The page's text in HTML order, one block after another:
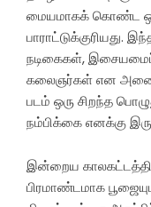
மையமாகக் கொண்ட
பாராட்டுக்குரியது.
நடிகைகள்,
கலைஞர்கள் என
படம் ஒரு சிறந்த
நம்பிக்கை எனக்கு
இன்றைய
பிரமாண்டமாக